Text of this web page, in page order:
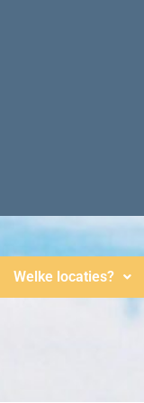
Welke locaties?